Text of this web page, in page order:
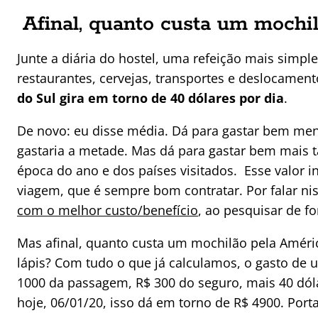
Afinal, quanto custa um
Junte a diária do hostel, uma refeição mais
restaurantes, cervejas, transportes e
do Sul gira em torno de 40 dólares por dia.
De novo: eu disse média. Dá para gastar bem
gastaria a metade. Mas dá para gastar bem
época do ano e dos países visitados. Esse valor
viagem, que é sempre bom contratar. Por falar
com o melhor custo/benefício, ao pesquisar de
Mas afinal, quanto custa um mochilão pela
lápis? Com tudo o que já calculamos, o gasto de
1000 da passagem, R$ 300 do seguro, mais 40
hoje, 06/01/20, isso dá em torno de R$ 4900.